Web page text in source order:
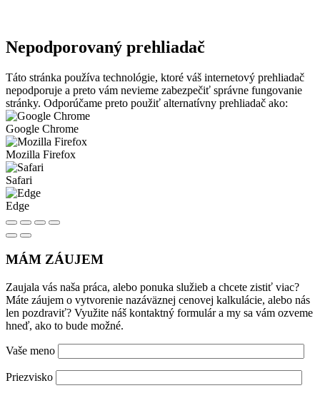
Nepodporovaný prehliadač
Táto stránka používa technológie, ktoré váš internetový prehliadač
nepodporuje a preto vám nevieme zabezpečiť správne fungovanie
stránky. Odporúčame preto použiť alternatívny prehliadač ako:
Google Chrome
Mozilla Firefox
Safari
Edge
MÁM ZÁUJEM
Zaujala vás naša práca, alebo ponuka služieb a chcete zistiť viac?
Máte záujem o vytvorenie nazáväznej cenovej kalkulácie, alebo nás
len pozdraviť? Využite náš kontaktný formulár a my sa vám ozveme
hneď, ako to bude možné.
Vaše meno
Priezvisko